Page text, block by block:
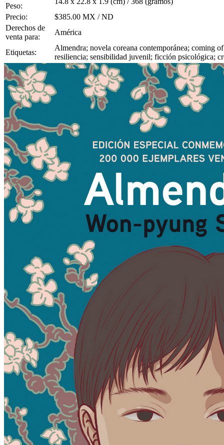
Peso:
Precio:
$385.00 MX / ND
Derechos de
venta para:
América
Etiquetas:
Almendra; novela coreana contemporánea; coming
resiliencia; sensibilidad juvenil; ficción psicológica;